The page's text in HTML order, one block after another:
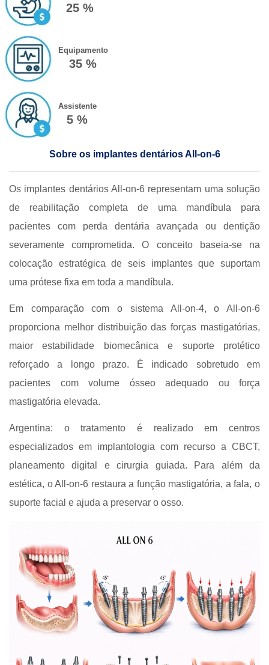
25 %
Equipamento
35 %
Assistente
5 %
Sobre os implantes dentários All-on-6
Os implantes dentários All-on-6 representam uma solução
de reabilitação completa de uma mandíbula para
pacientes com perda dentária avançada ou dentição
severamente comprometida. O conceito baseia-se na
colocação estratégica de seis implantes que suportam
uma prótese fixa em toda a mandíbula.
Em comparação com o sistema All-on-4, o All-on-6
proporciona melhor distribuição das forças mastigatórias,
maior estabilidade biomecânica e suporte protético
reforçado a longo prazo. É indicado sobretudo em
pacientes com volume ósseo adequado ou força
mastigatória elevada.
Argentina: o tratamento é realizado em centros
especializados em implantologia com recurso a CBCT,
planeamento digital e cirurgia guiada. Para além da
estética, o All-on-6 restaura a função mastigatória, a fala, o
suporte facial e ajuda a preservar o osso.